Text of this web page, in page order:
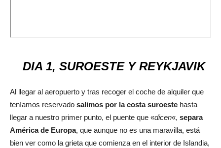
DIA 1, SUROESTE Y REYKJAVIK
Al llegar al aeropuerto y tras recoger el coche de alquiler que
teníamos reservado salimos por la costa suroeste hasta
llegar a nuestro primer punto, el puente que «dicen«, separa
América de Europa, que aunque no es una maravilla, está
bien ver como la grieta que comienza en el interior de Islandia,